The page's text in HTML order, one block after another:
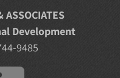
ASSOCIATES
Development
9485